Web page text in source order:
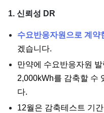
1. 신뢰성 DR
수요반응자원으로 계약
겠습니다.
만약에 수요반응자원
2,000kWh를 감축할 수
다.
12월은 감축테스트 기